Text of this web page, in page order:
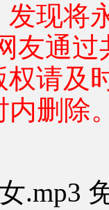
现将
友通
请及
内删除
.mp3